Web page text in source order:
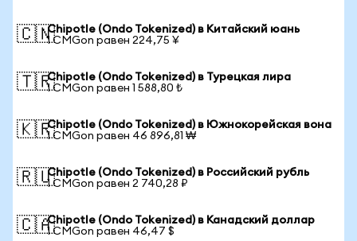
🇨🇳Chipotle (Ondo Tokenized) в Китайский юань
1 CMGon равен 224,75 ¥
🇹🇷Chipotle (Ondo Tokenized) в Турецкая лира
1 CMGon равен 1 588,80 ₺
🇰🇷Chipotle (Ondo Tokenized) в Южнокорейская вона
1 CMGon равен 46 896,81 ₩
🇷🇺Chipotle (Ondo Tokenized) в Российский рубль
1 CMGon равен 2 740,28 ₽
🇨🇦Chipotle (Ondo Tokenized) в Канадский доллар
1 CMGon равен 46,47 $